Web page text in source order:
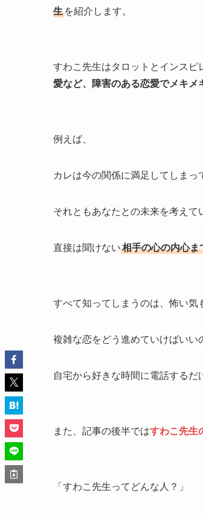
生 を紹介します。
すわこ先生はタロットとインスピ
愛など、障害のある恋愛でメキメ
例えば、
カレは今の関係に満足してしまっ
それともあなたとの未来を考えて
直接は聞けない相手の心の内心ま
すべて知ってしまうのは、怖い
複雑な恋をどう進めていけばいい
自宅から好きな時間に電話するだ
また、記事の後半ではすわこ先生
「すわこ先生ってどんな人？」